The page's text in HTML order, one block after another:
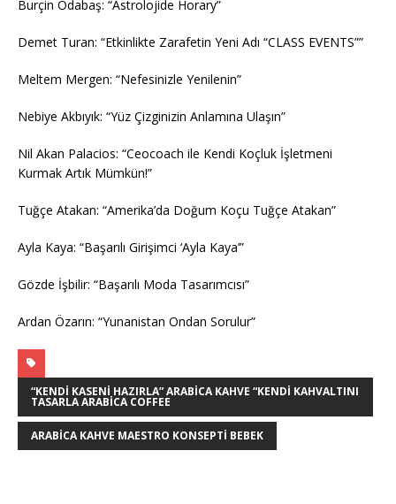
Burçin Odabaş: “Astrolojide Horary”
Demet Turan: “Etkinlikte Zarafetin Yeni Adı “CLASS EVENTS””
Meltem Mergen: “Nefesinizle Yenilenin”
Nebiye Akbıyık: “Yüz Çizginizin Anlamına Ulaşın”
Nil Akan Palacios: “Ceocoach ile Kendi Koçluk İşletmeni
Kurmak Artık Mümkün!”
Tuğçe Atakan: “Amerika’da Doğum Koçu Tuğçe Atakan”
Ayla Kaya: “Başarılı Girişimci ‘Ayla Kaya’”
Gözde İşbilir: “Başarılı Moda Tasarımcısı”
Ardan Özarın: “Yunanistan Ondan Sorulur”
“KENDI KASENI HAZIRLA” ARABICA KAHVE “KENDI KAHVALTINI
TASARLA ARABICA COFFEE
ARABICA KAHVE MAESTRO KONSEPTI BEBEK